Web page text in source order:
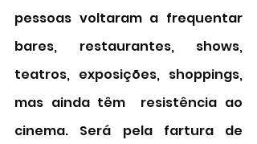
pessoas voltaram a frequentar
bares, restaurantes, shows,
teatros, exposições, shoppings,
mas ainda têm  resistência ao
cinema. Será pela fartura de